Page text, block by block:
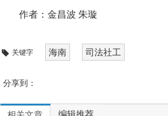
作者：金昌波 朱璇
关键字 海南 司法社工
分享到：